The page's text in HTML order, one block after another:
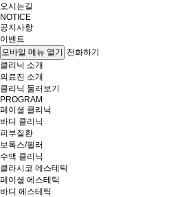
오시는길
NOTICE
공지사항
이벤트
모바일 메뉴 열기 전화하기
클리닉 소개
의료진 소개
클리닉 둘러보기
PROGRAM
페이셜 클리닉
바디 클리닉
피부질환
보톡스/필러
수액 클리닉
클라시코 에스테틱
페이셜 에스테틱
바디 에스테틱